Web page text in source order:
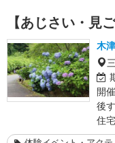
【あじさい・見
木
開
後
住